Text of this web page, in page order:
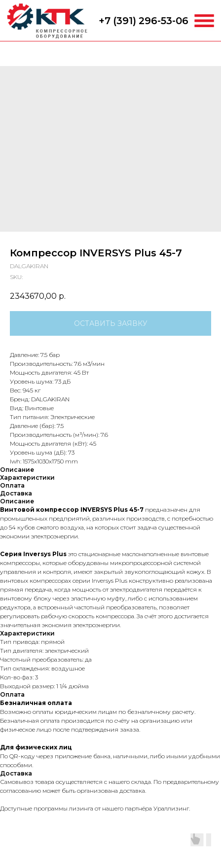
+7 (391) 296-53-06
Компрессор INVERSYS Plus 45-7
DALGAKIRAN
SKU:
2343670,00 р.
ОСТАВИТЬ ЗАЯВКУ
Давление: 7.5 бар
Производительность: 7.6 м3/мин
Мощность двигателя: 45 Вт
Уровень шума: 73 дБ
Вес: 945 кг
Бренд: DALGAKIRAN
Вид: Винтовые
Тип питания: Электрические
Давление (бар): 7.5
Производительность (м³/мин): 7.6
Мощность двигателя (кВт): 45
Уровень шума (дБ): 73
lwh: 1575x1030x1750 mm
Описание
Характеристики
Оплата
Доставка
Описание
Винтовой компрессор INVERSYS Plus 45-7 предназначен для
промышленных предприятий, различных производств, с потребностью
до 54 кубов сжатого воздуха, на которых стоит задача существенной
экономии электроэнергии.
Серия Inversys Plus это стационарные маслонаполненные винтовые
компрессоры, которые оборудованы микропроцессорной системой
управления и контроля, имеют закрытый звукопоглощающий кожух. В
винтовых компрессорах серии Inversys Plus конструктивно реализована
прямая передача, когда мощность от электродвигателя передаётся к
винтовому блоку через эластичную муфту, либо с использованием
редуктора, а встроенный частотный преобразователь, позволяет
регулировать рабочую скорость компрессора. За счёт этого достигается
значительная экономия электроэнергии.
Характеристики
Тип привода: прямой
Тип двигателя: электрический
Частотный преобразователь: да
Тип охлаждения: воздушное
Кол-во фаз: 3
Выходной размер: 1 1/4 дюйма
Оплата
Безналичная оплата
Возможно оплаты юридическим лицам по безналичному расчету.
Безналичная оплата производится по счёту на организацию или
физическое лицо после подтверждения заказа.
Для физических лиц
По QR-коду через приложение банка, наличными, либо иными удобными
способами.
Доставка
Самовывоз товара осуществляется с нашего склада. По предварительному
согласованию может быть организована доставка.
Доступные программы лизинга от нашего партнёра Ураллизинг.